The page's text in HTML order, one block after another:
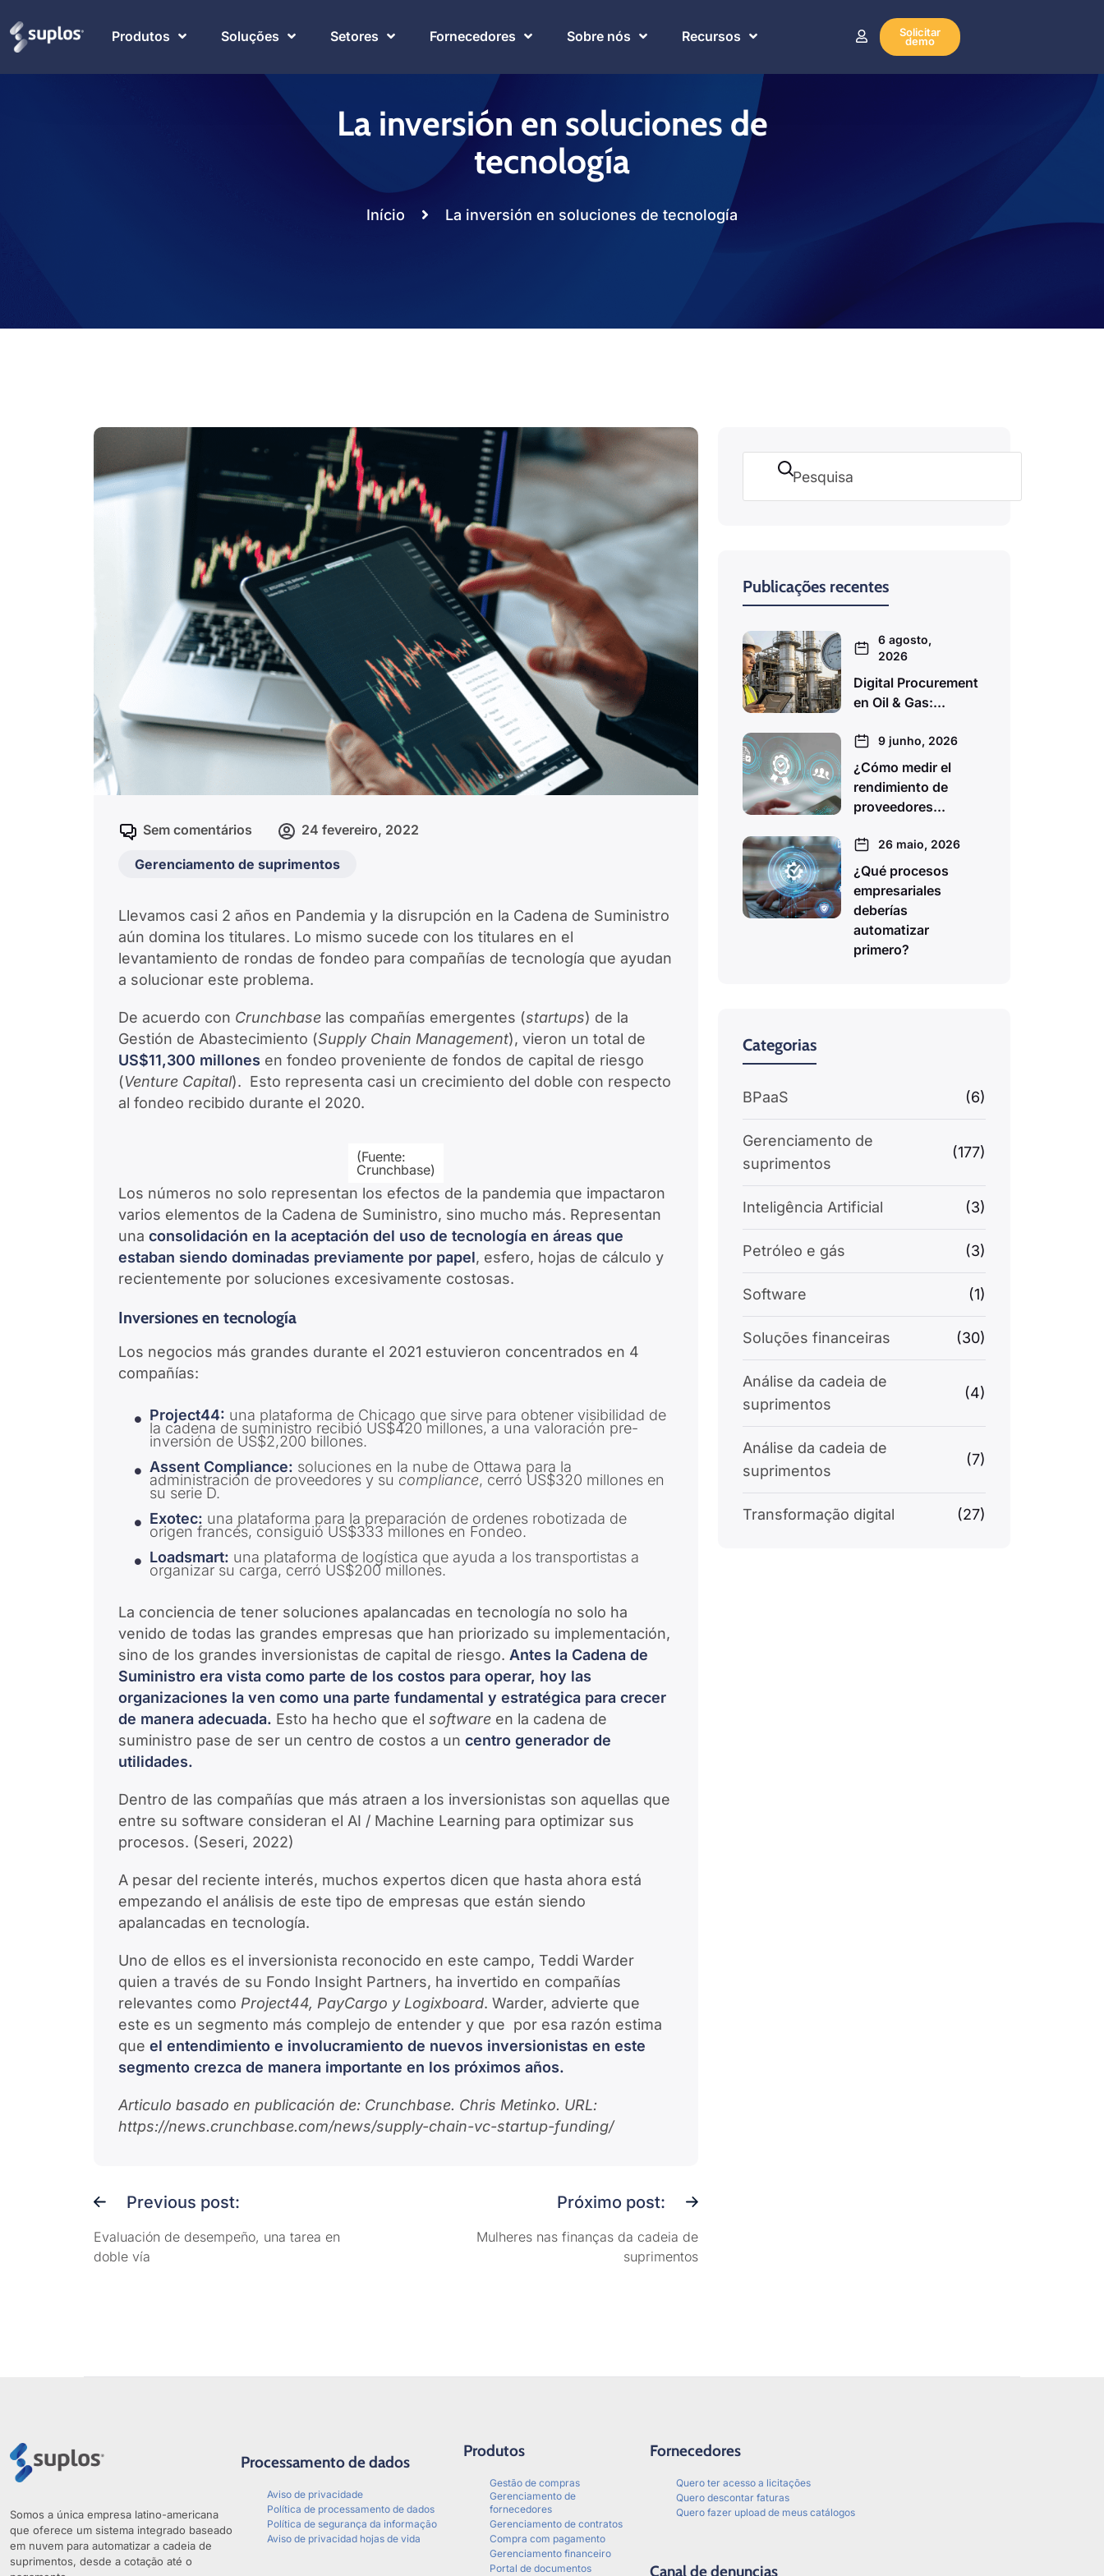
Produtos Soluções Setores Fornecedores Sobre nós Recursos Solicitar
demo
La inversión en soluciones de
tecnología
Início La inversión en soluciones de tecnología
Sem comentários 24 fevereiro, 2022
Gerenciamento de suprimentos
Llevamos casi 2 años en Pandemia y la disrupción en la Cadena de Suministro
aún domina los titulares. Lo mismo sucede con los titulares en el
levantamiento de rondas de fondeo para compañías de tecnología que ayudan
a solucionar este problema.
De acuerdo con Crunchbase las compañías emergentes (startups) de la
Gestión de Abastecimiento (Supply Chain Management), vieron un total de
US$11,300 millones en fondeo proveniente de fondos de capital de riesgo
(Venture Capital). Esto representa casi un crecimiento del doble con respecto
al fondeo recibido durante el 2020.
(Fuente:
Crunchbase)
Los números no solo representan los efectos de la pandemia que impactaron
varios elementos de la Cadena de Suministro, sino mucho más. Representan
una consolidación en la aceptación del uso de tecnología en áreas que
estaban siendo dominadas previamente por papel, esfero, hojas de cálculo y
recientemente por soluciones excesivamente costosas.
Inversiones en tecnología
Los negocios más grandes durante el 2021 estuvieron concentrados en 4
compañías:
Project44: una plataforma de Chicago que sirve para obtener visibilidad de
la cadena de suministro recibió US$420 millones, a una valoración pre-
inversión de US$2,200 billones.
Assent Compliance: soluciones en la nube de Ottawa para la
administración de proveedores y su compliance, cerró US$320 millones en
su serie D.
Exotec: una plataforma para la preparación de ordenes robotizada de
origen francés, consiguió US$333 millones en Fondeo.
Loadsmart: una plataforma de logística que ayuda a los transportistas a
organizar su carga, cerró US$200 millones.
La conciencia de tener soluciones apalancadas en tecnología no solo ha
venido de todas las grandes empresas que han priorizado su implementación,
sino de los grandes inversionistas de capital de riesgo. Antes la Cadena de
Suministro era vista como parte de los costos para operar, hoy las
organizaciones la ven como una parte fundamental y estratégica para crecer
de manera adecuada. Esto ha hecho que el software en la cadena de
suministro pase de ser un centro de costos a un centro generador de
utilidades.
Dentro de las compañías que más atraen a los inversionistas son aquellas que
entre su software consideran el AI / Machine Learning para optimizar sus
procesos. (Seseri, 2022)
A pesar del reciente interés, muchos expertos dicen que hasta ahora está
empezando el análisis de este tipo de empresas que están siendo
apalancadas en tecnología.
Uno de ellos es el inversionista reconocido en este campo, Teddi Warder
quien a través de su Fondo Insight Partners, ha invertido en compañías
relevantes como Project44, PayCargo y Logixboard. Warder, advierte que
este es un segmento más complejo de entender y que por esa razón estima
que el entendimiento e involucramiento de nuevos inversionistas en este
segmento crezca de manera importante en los próximos años.
Articulo basado en publicación de: Crunchbase. Chris Metinko. URL:
https://news.crunchbase.com/news/supply-chain-vc-startup-funding/
Previous post:
Evaluación de desempeño, una tarea en
doble vía
Próximo post:
Mulheres nas finanças da cadeia de
suprimentos
Pesquisar
Publicações recentes
6 agosto,
2026
Digital Procurement
en Oil & Gas:...
9 junho, 2026
¿Cómo medir el
rendimiento de
proveedores...
26 maio, 2026
¿Qué procesos
empresariales
deberías
automatizar
primero?
Categorias
BPaaS (6)
Gerenciamento de
suprimentos
(177)
Inteligência Artificial (3)
Petróleo e gás (3)
Software (1)
Soluções financeiras (30)
Análise da cadeia de
suprimentos
(4)
Análise da cadeia de
suprimentos
(7)
Transformação digital (27)
Somos a única empresa latino-americana
que oferece um sistema integrado baseado
em nuvem para automatizar a cadeia de
suprimentos, desde a cotação até o
Processamento de dados
Aviso de privacidade
Política de processamento de dados
Política de segurança da informação
Aviso de privacidad hojas de vida
Produtos
Gestão de compras
Gerenciamento de
fornecedores
Gerenciamento de contratos
Compra com pagamento
Gerenciamento financeiro
Portal de documentos
Fornecedores
Quero ter acesso a licitações
Quero descontar faturas
Quero fazer upload de meus catálogos
Canal de denuncias